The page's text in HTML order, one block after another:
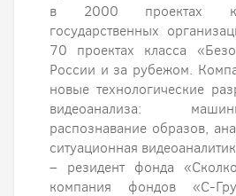
в 2000 проектах
государственных
70 проектах класса
России и за рубежом.
новые технологические
видеоанализа:
распознавание образов,
ситуационная
– резидент фонда
компания фондов «С-